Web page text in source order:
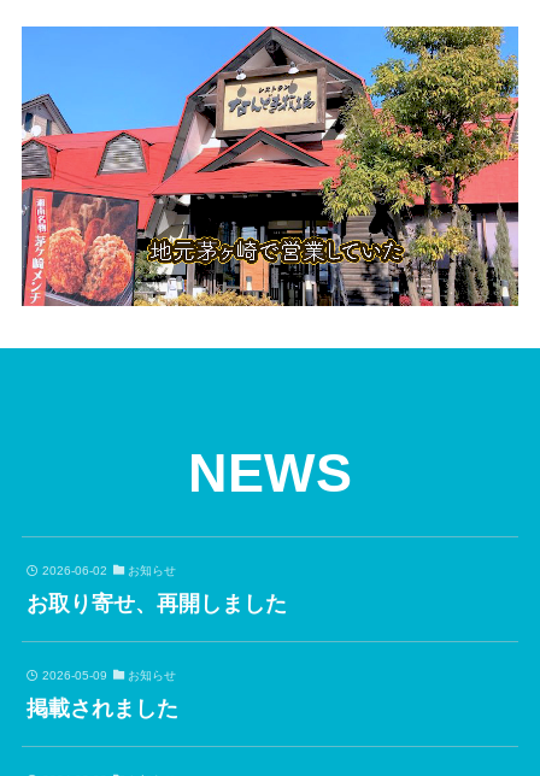
NEWS
2026-06-02 お知らせ
お取り寄せ、再開しました
2026-05-09 お知らせ
掲載されました